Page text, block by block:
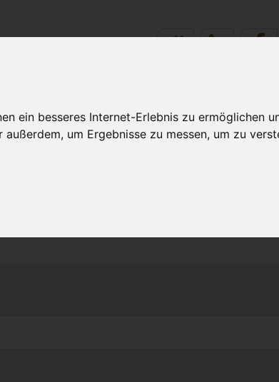
ein besseres Internet-Erlebnis zu ermöglichen
um Ergebnisse zu messen, um zu
RUND UM IHREN
WOHLFÜHLURLAUB